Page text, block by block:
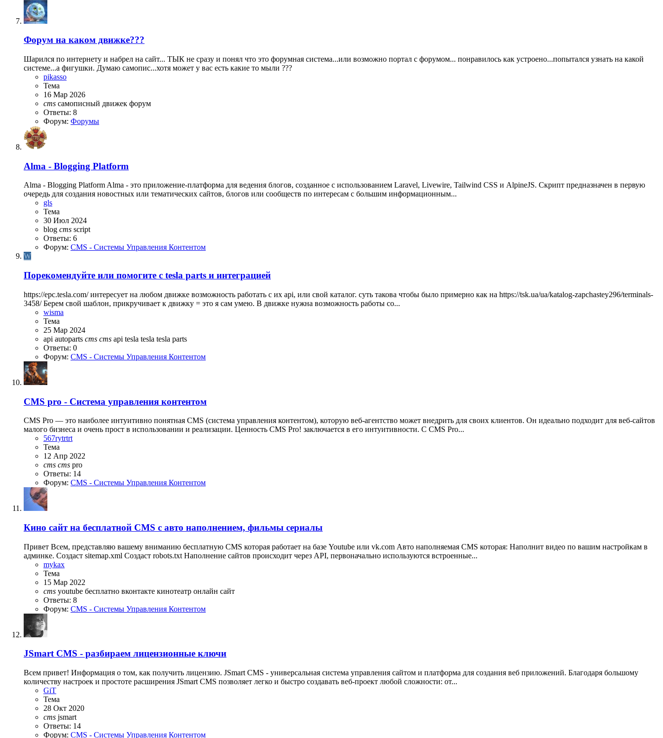
Форум на каком движке???
Шарился по интернету и набрел на сайт... ТЫК не сразу и понял что это форумная система...или возможно портал с форумом... понравилось как устроено...попытался узнать на какой
системе...а фигушки. Думаю самопис...хотя может у вас есть какие то мыли ???
pikasso
Тема
16 Мар 2026
cms самописный движек форум
Ответы: 8
Форум: Форумы
Alma - Blogging Platform
Alma - Blogging Platform Alma - это приложение-платформа для ведения блогов, созданное с использованием Laravel, Livewire, Tailwind CSS и AlpineJS. Скрипт предназначен в первую
очередь для создания новостных или тематических сайтов, блогов или сообществ по интересам с большим информационным...
gls
Тема
30 Июл 2024
blog cms script
Ответы: 6
Форум: CMS - Системы Управления Контентом
W
Порекомендуйте или помогите с tesla parts и интеграцией
https://epc.tesla.com/ интересует на любом движке возможность работать с их api, или свой каталог. суть такова чтобы было примерно как на https://tsk.ua/ua/katalog-zapchastey296/terminals-
3458/ Берем свой шаблон, прикручивает к движку = это я сам умею. В движке нужна возможность работы со...
wisma
Тема
25 Мар 2024
api autoparts cms cms api tesla tesla tesla parts
Ответы: 0
Форум: CMS - Системы Управления Контентом
CMS pro - Система управления контентом
CMS Pro — это наиболее интуитивно понятная CMS (система управления контентом), которую веб-агентство может внедрить для своих клиентов. Он идеально подходит для веб-сайтов
малого бизнеса и очень прост в использовании и реализации. Ценность CMS Pro! заключается в его интуитивности. С CMS Pro...
567rytrtrt
Тема
12 Апр 2022
cms cms pro
Ответы: 14
Форум: CMS - Системы Управления Контентом
Кино сайт на бесплатной CMS с авто наполнением, фильмы сериалы
Привет Всем, представляю вашему вниманию бесплатную CMS которая работает на базе Youtube или vk.com Авто наполняемая CMS которая: Наполнит видео по вашим настройкам в
админке. Создаст sitemap.xml Создаст robots.txt Наполнение сайтов происходит через API, первоначально используются встроенные...
mykax
Тема
15 Мар 2022
cms youtube бесплатно вконтакте кинотеатр онлайн сайт
Ответы: 8
Форум: CMS - Системы Управления Контентом
JSmart CMS - разбираем лицензионные ключи
Всем привет! Информация о том, как получить лицензию. JSmart CMS - универсальная система управления сайтом и платформа для создания веб приложений. Благодаря большому
количеству настроек и простоте расширения JSmart CMS позволяет легко и быстро создавать веб-проект любой сложности: от...
GiT
Тема
28 Окт 2020
cms jsmart
Ответы: 14
Форум: CMS - Системы Управления Контентом